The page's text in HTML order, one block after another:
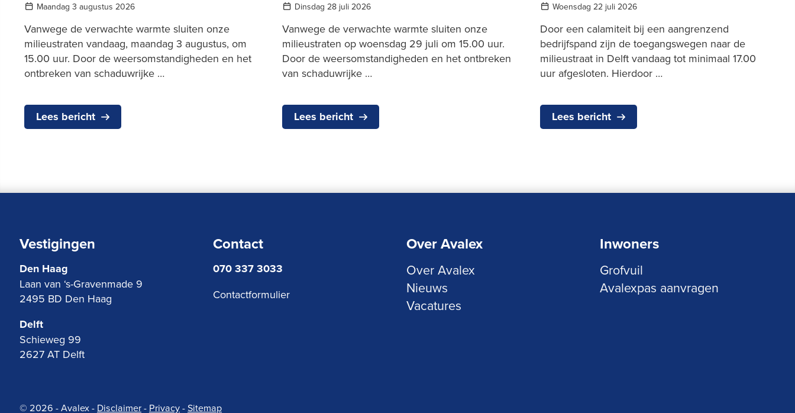
Maandag 3 augustus 2026
Vanwege de verwachte warmte sluiten onze
milieustraten vandaag, maandag 3 augustus, om
15.00 uur. Door de weersomstandigheden en het
ontbreken van schaduwrijke …
Lees bericht
Dinsdag 28 juli 2026
Vanwege de verwachte warmte sluiten onze
milieustraten op woensdag 29 juli om 15.00 uur.
Door de weersomstandigheden en het ontbreken
van schaduwrijke …
Lees bericht
Woensdag 22 juli 2026
Door een calamiteit bij een aangrenzend
bedrijfspand zijn de toegangswegen naar de
milieustraat in Delft vandaag tot minimaal 17.00
uur afgesloten. Hierdoor …
Lees bericht
Vestigingen
Den Haag
Laan van ‘s-Gravenmade 9
2495 BD Den Haag
Delft
Schieweg 99
2627 AT Delft
Contact
070 337 3033
Contactformulier
Over Avalex
Over Avalex
Nieuws
Vacatures
Inwoners
Grofvuil
Avalexpas aanvragen
© 2026 - Avalex- Disclaimer- Privacy-Sitemap